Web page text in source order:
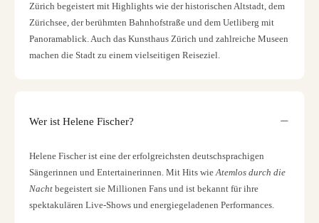
Zürich begeistert mit Highlights wie der historischen Altstadt, dem
Zürichsee, der berühmten Bahnhofstraße und dem Uetliberg mit
Panoramablick. Auch das Kunsthaus Zürich und zahlreiche Museen
machen die Stadt zu einem vielseitigen Reiseziel.
Wer ist Helene Fischer?
Helene Fischer ist eine der erfolgreichsten deutschsprachigen
Sängerinnen und Entertainerinnen. Mit Hits wieAtemlos durch die
Nacht begeistert sie Millionen Fans und ist bekannt für ihre
spektakulären Live-Shows und energiegeladenen Performances.